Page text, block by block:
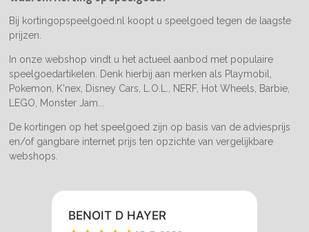
k
a
m
Bij kortingopspeelgoed.nl koopt u speelgoed tegen de laagste
prijzen.
In onze webshop vindt u het actueel aanbod met populaire
speelgoedartikelen. Denk hierbij aan merken als Playmobil,
Pokemon, K'nex, Disney Cars, L.O.L., NERF, Hot Wheels, Barbie,
LEGO, Monster Jam...
De kortingen op het speelgoed zijn op basis van de adviesprijs
en/of gangbare internet prijs ten opzichte van vergelijkbare
webshops.